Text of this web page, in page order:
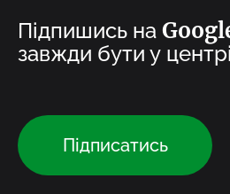
Підпишись на
завжди бути у
Підписатись